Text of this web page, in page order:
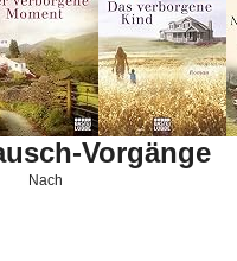
Vorgänge
Nach